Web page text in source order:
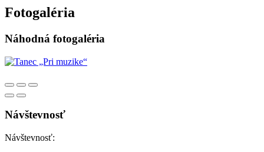
Fotogaléria
Náhodná fotogaléria
Návštevnosť
Návštevnosť: